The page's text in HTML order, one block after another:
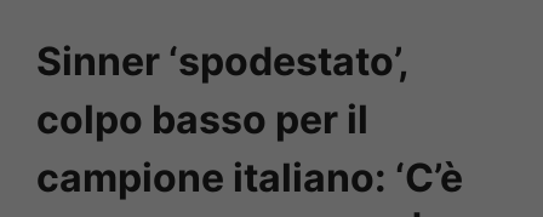
Sinner ‘spodestato’,
colpo basso per il
campione italiano: ‘C’è